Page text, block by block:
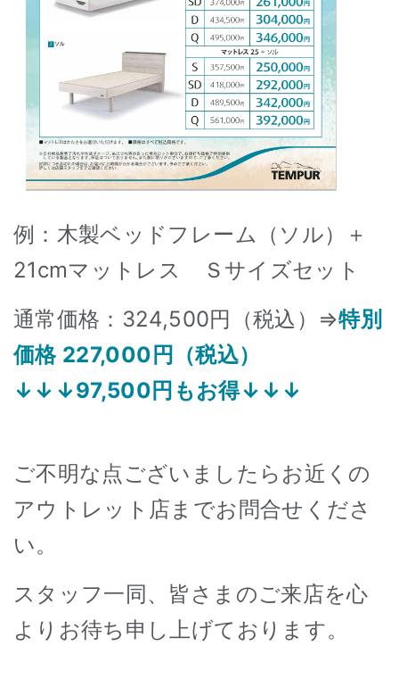
例：木製ベッドフレーム（ソル）＋
21cmマットレス Ｓサイズセット
通常価格：324,500円（税込）⇒特別
価格 227,000円（税込）
↓↓↓97,500円もお得↓↓↓
ご不明な点ございましたらお近くの
アウトレット店までお問合せくださ
い。
スタッフ一同、皆さまのご来店を心
よりお待ち申し上げております。